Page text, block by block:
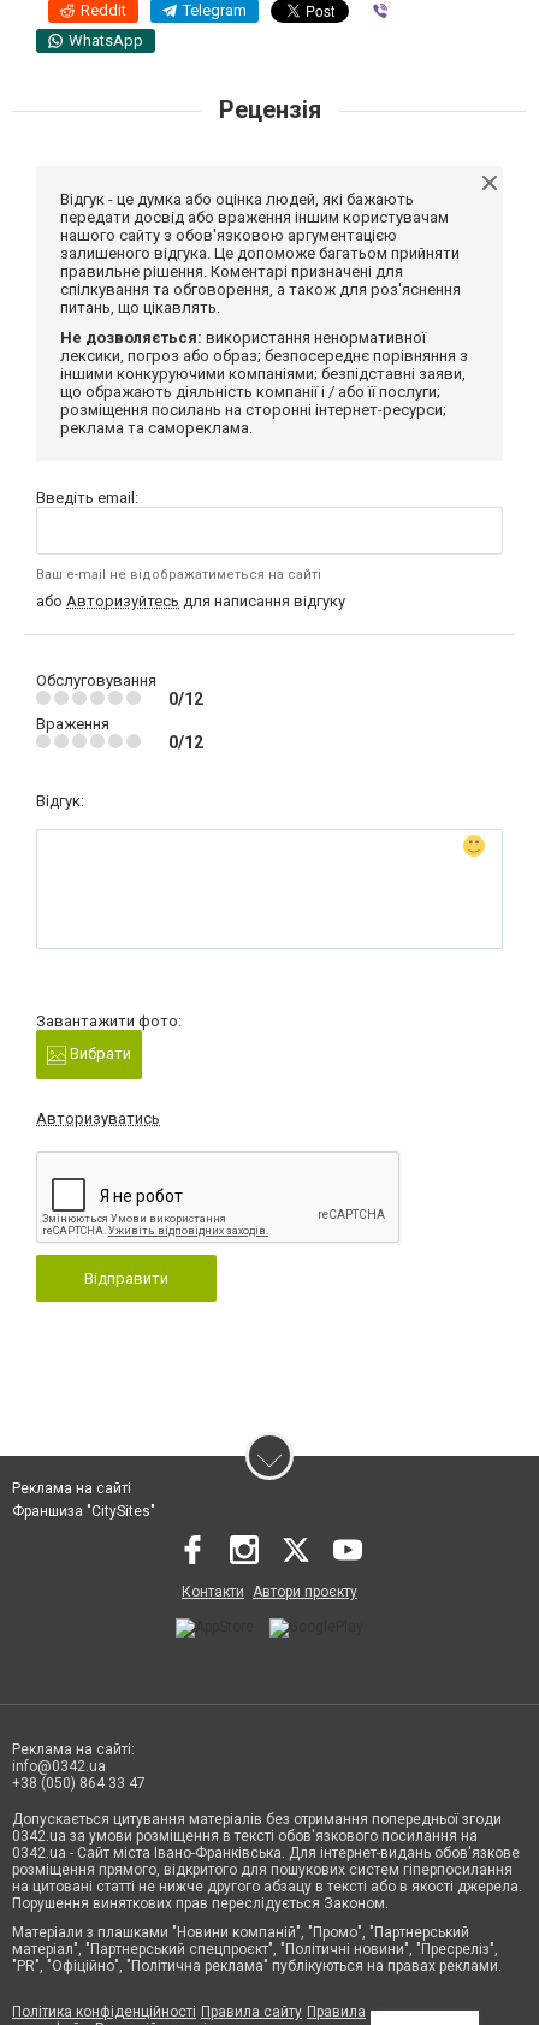
Reddit Telegram
WhatsApp
Рецензія
Відгук - це думка або оцінка людей, які бажають
передати досвід або враження іншим користувачам
нашого сайту з обов'язковою аргументацією
залишеного відгука. Це допоможе багатьом прийняти
правильне рішення. Коментарі призначені для
спілкування та обговорення, а також для роз'яснення
питань, що цікавлять.
Не дозволяється: використання ненормативної
лексики, погроз або образ; безпосереднє порівняння з
іншими конкуруючими компаніями; безпідставні заяви,
що ображають діяльність компанії і / або її послуги;
розміщення посилань на сторонні інтернет-ресурси;
реклама та самореклама.
Введіть email:
Ваш e-mail не відображатиметься на сайті
або Авторизуйтесь для написання відгуку
Обслуговування
0/12
Враження
0/12
Відгук:
Завантажити фото:
Вибрати
Авторизуватись
Відправити
Реклама на сайті
Франшиза "CitySites"
Контакти Автори проєкту
Реклама на сайті:
info@0342.ua
+38 (050) 864 33 47
Допускається цитування матеріалів без отримання попередньої згоди
0342.ua за умови розміщення в тексті обов'язкового посилання на
0342.ua - Сайт міста Івано-Франківська. Для інтернет-видань обов'язкове
розміщення прямого, відкритого для пошукових систем гіперпосилання
на цитовані статті не нижче другого абзацу в тексті або в якості джерела.
Порушення виняткових прав переслідується Законом.
Матеріали з плашками "Новини компаній", "Промо", "Партнерський
матеріал", "Партнерський спецпроєкт", "Політичні новини", "Пресреліз",
"PR", "Офіційно", "Політична реклама" публікуються на правах реклами.
Політика конфіденційності Правила сайту Правила